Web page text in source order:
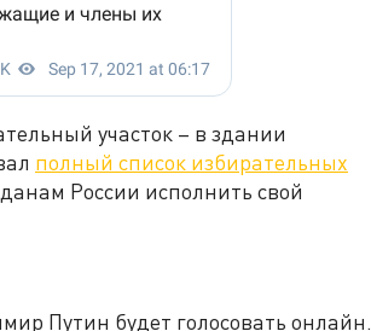
участок – в здании
полный список избирательных
России исполнить свой
Путин будет голосовать онлайн.